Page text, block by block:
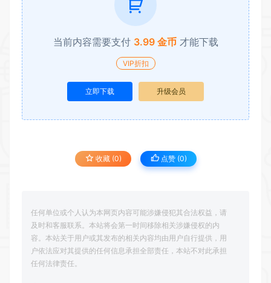
当前内容需要支付 3.99 金币 才能下载
VIP折扣
立即下载 升级会员
收藏 (0) 点赞 (0)
任何单位或个人认为本网页内容可能涉嫌侵犯其合法权益，请
及时和客服联系。本站将会第一时间移除相关涉嫌侵权的内
容。本站关于用户或其发布的相关内容均由用户自行提供，用
户依法应对其提供的任何信息承担全部责任，本站不对此承担
任何法律责任。